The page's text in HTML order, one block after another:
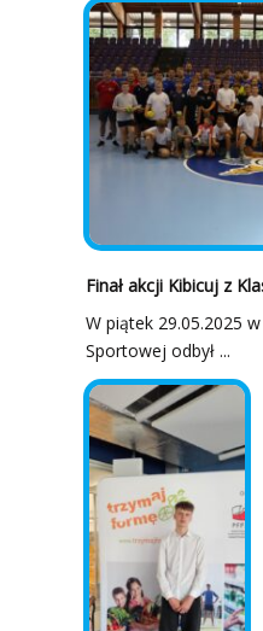
Finał akcji Kibicuj z
W piątek 29.05.2025
Sportowej odbył ...